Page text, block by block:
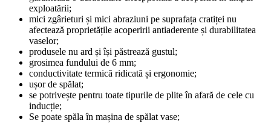
exploatării;
mici zgârieturi și mici abraziuni pe suprafața cratiței nu
afectează proprietățile acoperirii antiaderente și durabilitatea
vaselor;
produsele nu ard și își păstrează gustul;
grosimea fundului de 6 mm;
conductivitate termică ridicată și ergonomie;
ușor de spălat;
se potrivește pentru toate tipurile de plite în afară de cele cu
inducție;
Se poate spăla în mașina de spălat vase;